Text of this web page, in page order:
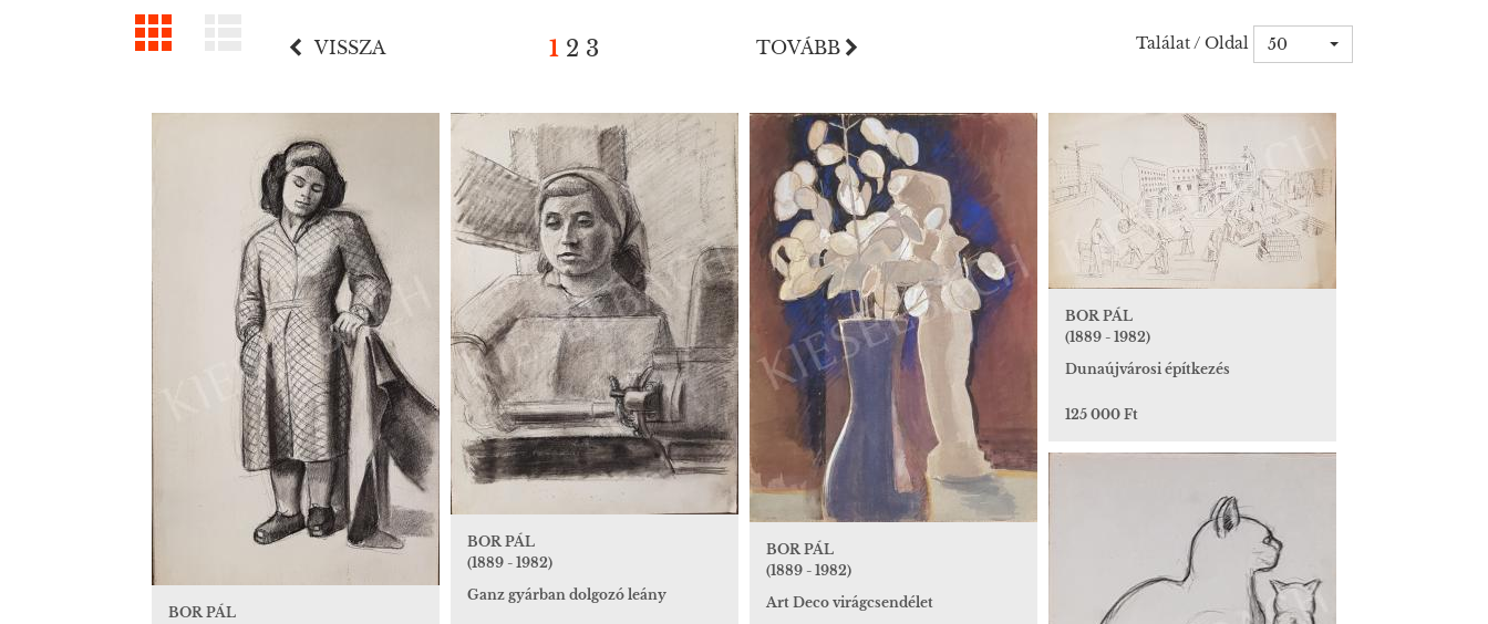
Találat / Oldal 50
VISSZA 1 2 3 TOVÁBB
BOR PÁL
BOR PÁL
(1889 - 1982)
Ganz gyárban dolgozó leány
BOR PÁL
(1889 - 1982)
Art Deco virágcsendélet
BOR PÁL
(1889 - 1982)
Dunaújvárosi építkezés
125 000 Ft